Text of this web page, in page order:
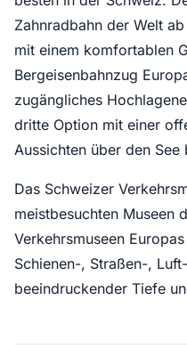
Zahnradbahn der Welt
mit einem komfortablen
Bergeisenbahnzug
zugängliches
dritte Option mit einer
Aussichten über den See
Das Schweizer
meistbesuchten Museen
Verkehrsmuseen
Schienen-, Straßen-,
beeindruckender Tiefe